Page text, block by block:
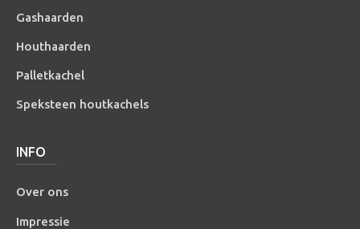
Gashaarden
Houthaarden
Palletkachel
Speksteen houtkachels
INFO
Over ons
Impressie